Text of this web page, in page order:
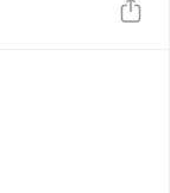
солнце.